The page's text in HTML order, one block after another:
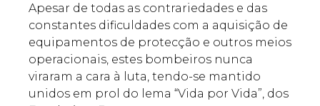
Apesar de todas as contrariedades e das
constantes dificuldades com a aquisição de
equipamentos de protecção e outros meios
operacionais, estes bombeiros nunca
viraram a cara à luta, tendo-se mantido
unidos em prol do lema “Vida por Vida”, dos